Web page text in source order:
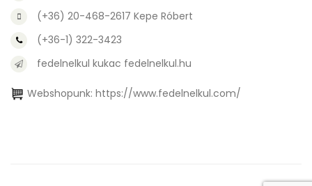
(+36) 20-468-2617 Kepe Róbert
(+36-1) 322-3423
fedelnelkul kukac fedelnelkul.hu
Webshopunk: https://www.fedelnelkul.com/